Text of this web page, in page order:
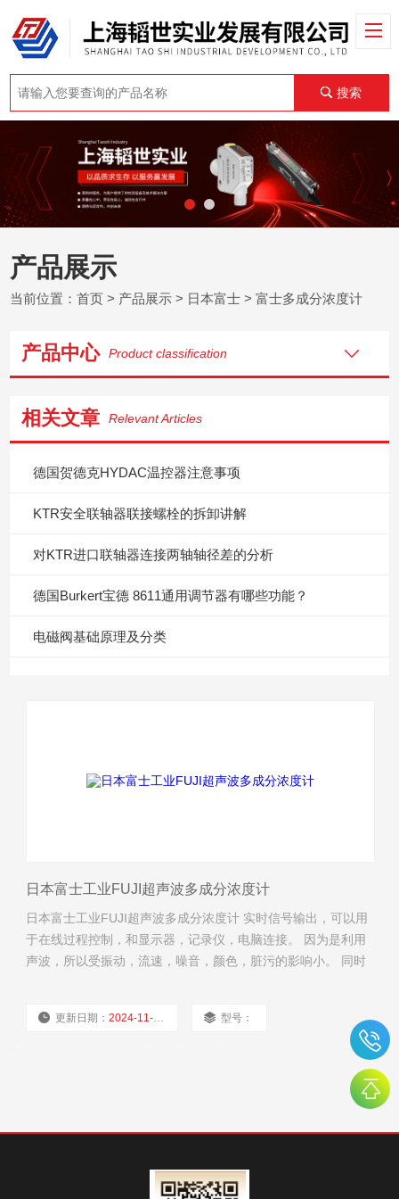
搜索
产品展示
当前位置：首页 > 产品展示 > 日本富士 >富士多成分浓度计
产品中心 Product classification
相关文章 Relevant Articles
德国贺德克HYDAC温控器注意事项
KTR安全联轴器联接螺栓的拆卸讲解
对KTR进口联轴器连接两轴轴径差的分析
德国Burkert宝德 8611通用调节器有哪些功能？
电磁阀基础原理及分类
日本富士工业FUJI超声波多成分浓度计
日本富士工业FUJI超声波多成分浓度计 实时信号输出，可以用
于在线过程控制，和显示器，记录仪，电脑连接。 因为是利用
声波，所以受振动，流速，噪音，颜色，脏污的影响小。 同时
更新日期：2024-11-22 型号：